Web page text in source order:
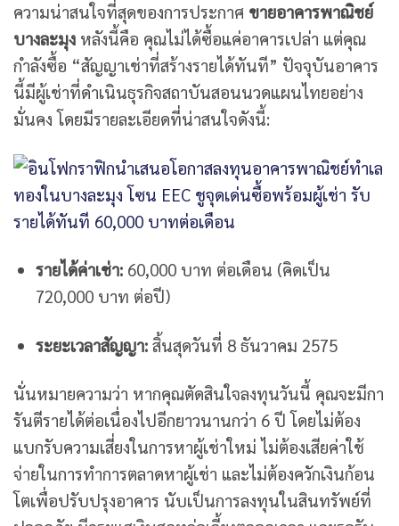
ความน่าสนใจที่สุดของการประกาศ ขายอาคารพาณิชย์
บางละมุง หลังนี้คือ คุณไม่ได้ซื้อแค่อาคารเปล่า แต่คุณ
กำลังซื้อ “สัญญาเช่าที่สร้างรายได้ทันที” ปัจจุบันอาคาร
นี้มีผู้เช่าที่ดำเนินธุรกิจสถาบันสอนนวดแผนไทยอย่าง
มั่นคง โดยมีรายละเอียดที่น่าสนใจดังนี้:
รายได้ค่าเช่า:60,000 บาท ต่อเดือน (คิดเป็น
720,000 บาท ต่อปี)
ระยะเวลาสัญญา:สิ้นสุดวันที่ 8 ธันวาคม 2575
นั่นหมายความว่า หากคุณตัดสินใจลงทุนวันนี้ คุณจะมีกา
รันตีรายได้ต่อเนื่องไปอีกยาวนานกว่า 6 ปี โดยไม่ต้อง
แบกรับความเสี่ยงในการหาผู้เช่าใหม่ ไม่ต้องเสียค่าใช้
จ่ายในการทำการตลาดหาผู้เช่า และไม่ต้องควักเงินก้อน
โตเพื่อปรับปรุงอาคาร นับเป็นการลงทุนในสินทรัพย์ที่